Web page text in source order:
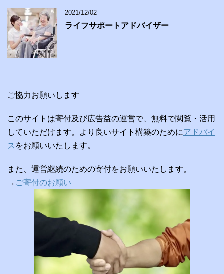
2021/12/02
ライフサポートアドバイザー
ご協力お願いします
このサイトは寄付及び広告益の運営で、無料で閲覧・活用
していただけます。より良いサイト構築のためにアドバイ
ス をお願いいたします。
また、運営継続のための寄付をお願いいたします。
→ ご寄付のお願い